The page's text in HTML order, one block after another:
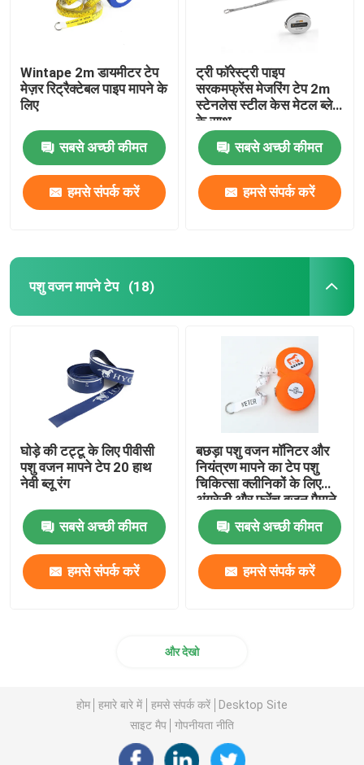
Wintape 2m डायमीटर टेप
मेज़र रिट्रैक्टेबल पाइप मापने के
लिए
सबसे अच्छी कीमत
हमसे संपर्क करें
ट्री फॉरेस्ट्री पाइप
सरकमफ्रेंस मेजरिंग टेप 2m
स्टेनलेस स्टील केस मेटल ब्लेड
के साथ
सबसे अच्छी कीमत
हमसे संपर्क करें
पशु वजन मापने टेप (18)
घोड़े की टट्टू के लिए पीवीसी
पशु वजन मापने टेप 20 हाथ
नेवी ब्लू रंग
सबसे अच्छी कीमत
हमसे संपर्क करें
बछड़ा पशु वजन मॉनिटर और
नियंत्रण मापने का टेप पशु
चिकित्सा क्लीनिकों के लिए
अंग्रेजी और फ्रेंच वजन पैमाने
सबसे अच्छी कीमत
हमसे संपर्क करें
और देखो
होम हमारे बारे में हमसे संपर्क करें
Desktop Site
साइट मैप
गोपनीयता नीति